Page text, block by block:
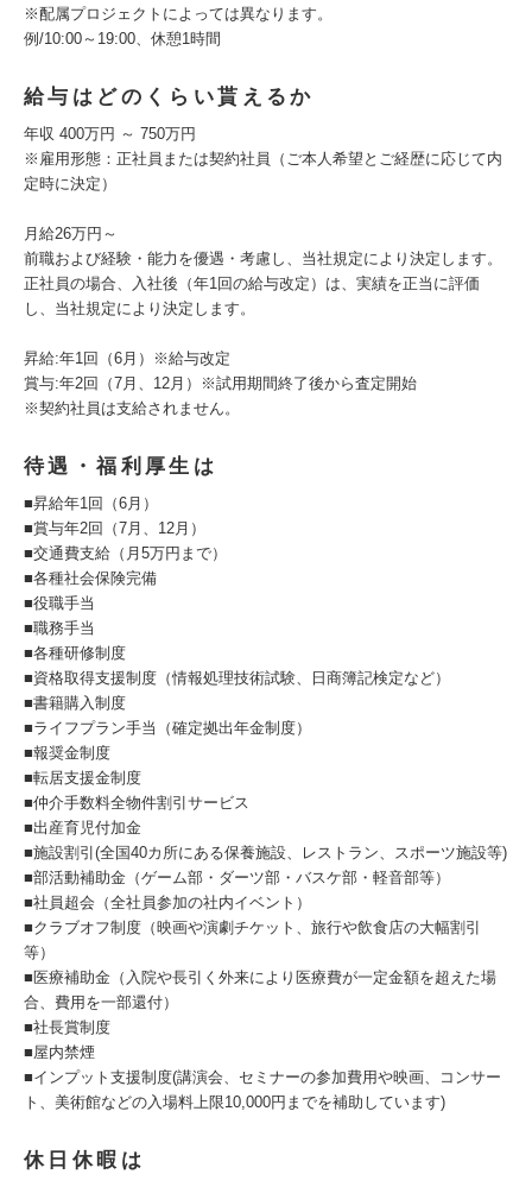
※配属プロジェクトによっては異なります。
例/10:00～19:00、休憩1時間
給与はどのくらい貰えるか
年収 400万円 ～ 750万円
※雇用形態：正社員または契約社員（ご本人希望とご経歴に応じて内
定時に決定）
月給26万円～
前職および経験・能力を優遇・考慮し、当社規定により決定します。
正社員の場合、入社後（年1回の給与改定）は、実績を正当に評価
し、当社規定により決定します。
昇給:年1回（6月）※給与改定
賞与:年2回（7月、12月）※試用期間終了後から査定開始
※契約社員は支給されません。
待遇・福利厚生は
■昇給年1回（6月）
■賞与年2回（7月、12月）
■交通費支給（月5万円まで）
■各種社会保険完備
■役職手当
■職務手当
■各種研修制度
■資格取得支援制度（情報処理技術試験、日商簿記検定など）
■書籍購入制度
■ライフプラン手当（確定拠出年金制度）
■報奨金制度
■転居支援金制度
■仲介手数料全物件割引サービス
■出産育児付加金
■施設割引(全国40カ所にある保養施設、レストラン、スポーツ施設等)
■部活動補助金（ゲーム部・ダーツ部・バスケ部・軽音部等）
■社員超会（全社員参加の社内イベント）
■クラブオフ制度（映画や演劇チケット、旅行や飲食店の大幅割引
等）
■医療補助金（入院や長引く外来により医療費が一定金額を超えた場
合、費用を一部還付）
■社長賞制度
■屋内禁煙
■インプット支援制度(講演会、セミナーの参加費用や映画、コンサー
ト、美術館などの入場料上限10,000円までを補助しています)
休日休暇は